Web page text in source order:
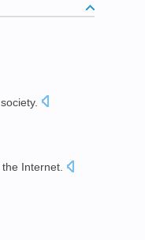
society.
the Internet.